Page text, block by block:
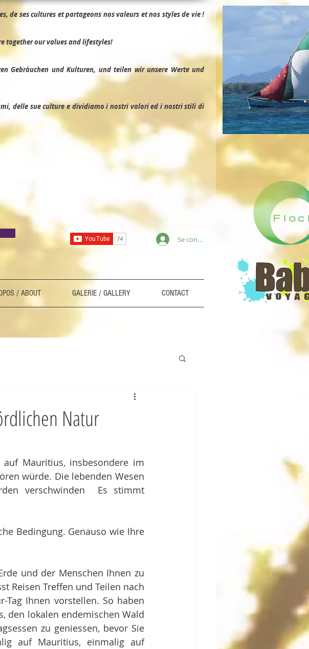
de ses cultures et partageons nos valeurs et nos styles de vie !
together our values and lifestyles!
Gebräuchen und Kulturen, und teilen wir unsere Werte und
delle sue culture e dividiamo i nostri valori ed i nostri stili di
Se connecter
/ ABOUT GALERIE / GALLERY CONTACT
Natur
Mauritius, insbesondere im
würde. Die lebenden Wesen
verschwinden  Es stimmt
Bedingung. Genauso wie Ihre
und der Menschen Ihnen zu
Reisen Treffen und Teilen nach
Ihnen vorstellen. So haben
den lokalen endemischen Wald
zu geniessen, bevor Sie
auf Mauritius, einmalig auf